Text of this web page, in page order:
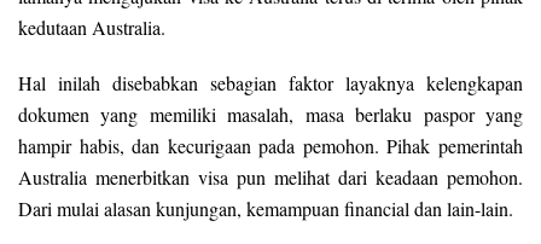
kedutaan Australia.
Hal inilah disebabkan sebagian faktor layaknya kelengkapan
dokumen yang memiliki masalah, masa berlaku paspor yang
hampir habis, dan kecurigaan pada pemohon. Pihak pemerintah
Australia menerbitkan visa pun melihat dari keadaan pemohon.
Dari mulai alasan kunjungan, kemampuan financial dan lain-lain.